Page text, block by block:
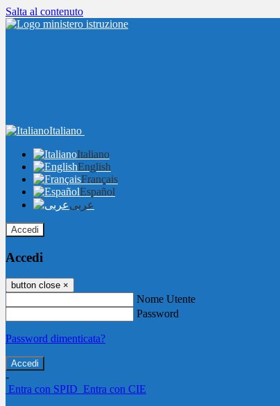
Salta al contenuto
Italiano
Italiano
English
Français
Español
عربى
Accedi
Accedi
button close ×
Nome Utente
Password
Password dimenticata?
-
Entra con SPID Entra con CIE